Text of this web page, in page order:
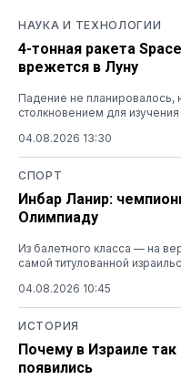
НАУКА И ТЕХНОЛОГИИ
4-тонная ракета
врежется в Луну
Падение не планировалось,
столкновением для
04.08.2026 13:30
СПОРТ
Инбар Ланир:
Олимпиаду
Из балетного класса — на
самой титулованной
04.08.2026 10:45
ИСТОРИЯ
Почему в Израиле
появились